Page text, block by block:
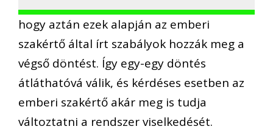
hogy aztán ezek alapján az emberi
szakértő által írt szabályok hozzák meg a
végső döntést. Így egy-egy döntés
átláthatóvá válik, és kérdéses esetben az
emberi szakértő akár meg is tudja
változtatni a rendszer viselkedését.